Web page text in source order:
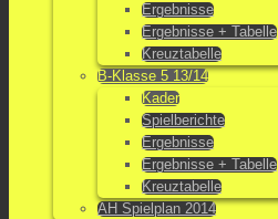
Ergebnisse
Ergebnisse + Tabelle
Kreuztabelle
B-Klasse 5 13/14
Kader
Spielberichte
Ergebnisse
Ergebnisse + Tabelle
Kreuztabelle
AH Spielplan 2014